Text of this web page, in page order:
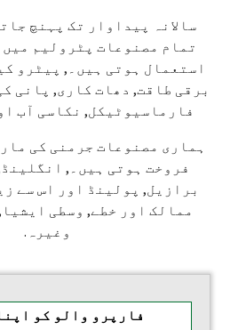
تمام مصنوعات پٹرولیم میں
استعمال ہوتی ہیں۔, پیٹرو
برقی طاقت, دھات کاری, پانی
فارماسیوٹیکل, نکاسی آب
ہماری مصنوعات جرمنی کی
فروخت ہوتی ہیں۔,
ممالک اور خطے, وسطی
وغیرہ.
فارپرو والو کو